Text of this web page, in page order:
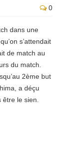
0
dans une
s’attendait
de match au
du match.
2ème but
a déçu
le sien.